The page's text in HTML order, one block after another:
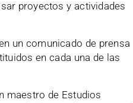
proyectos y actividades
un comunicado de prensa
en cada una de las
maestro de Estudios